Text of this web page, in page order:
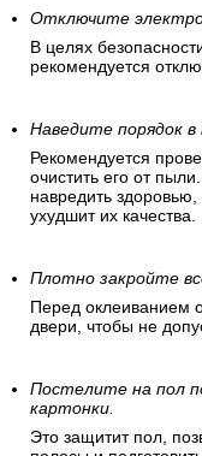
Отключите
В целях
рекомендуется
Наведите порядок
Рекомендуется
очистить его от
навредить здоровью,
ухудшит их качества.
Плотно закройте
Перед оклеиванием
двери, чтобы не
Постелите на пол
картонки.
Это защитит пол,